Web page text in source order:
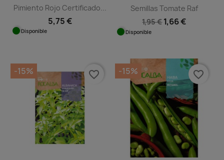
Pimiento Rojo Certificado...
5,75 €
Disponible
Semillas Tomate Raf
1,95 €1,66 €
Disponible
-15% favorite_border -15% favorite_border